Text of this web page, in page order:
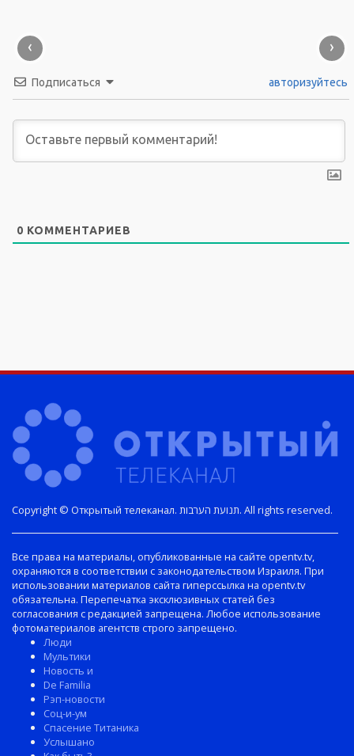
‹ ›
Подписаться авторизуйтесь
0 КОММЕНТАРИЕВ
Copyright © Открытый телеканал. תנועת הערבות. All rights reserved.
Все права на материалы, опубликованные на сайте opentv.tv,
охраняются в соответствии с законодательством Израиля. При
использовании материалов сайта гиперссылка на opentv.tv
обязательна. Перепечатка эксклюзивных статей без
согласования с редакцией запрещена. Любое использование
фотоматериалов агентств строго запрещено.
Люди
Мультики
Новость и
De Familia
Рэп-новости
Соц-и-ум
Спасение Титаника
Услышано